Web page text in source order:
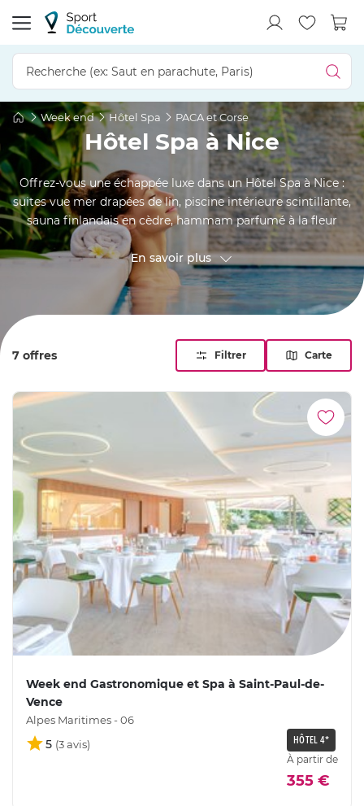
Week end Hôtel Spa PACA et Corse
Hôtel Spa à Nice
Offrez-vous une échappée luxe dans un Hôtel Spa à Nice :
suites vue mer drapées de lin, piscine intérieure scintillante,
sauna finlandais en cèdre, hammam parfumé à la fleur
d’oranger et jacuzzi chauffé sur toit-terrasse. Entre deux
soins thalasso aux sels marins, flânez sur la Promenade des
Anglais, puis savourez un dîner aux accents
méditerranéens. Les alentours – Saint-Laurent-du-Var,
Cagnes-sur-Mer ou Villefranche-sur-Mer – prolongent la
En savoir plus
7 offres Filtrer Carte
Week end Gastronomique et Spa à Saint-Paul-de-
Vence
Alpes Maritimes - 06
5 HÔTEL 4*
À partir de
355 €